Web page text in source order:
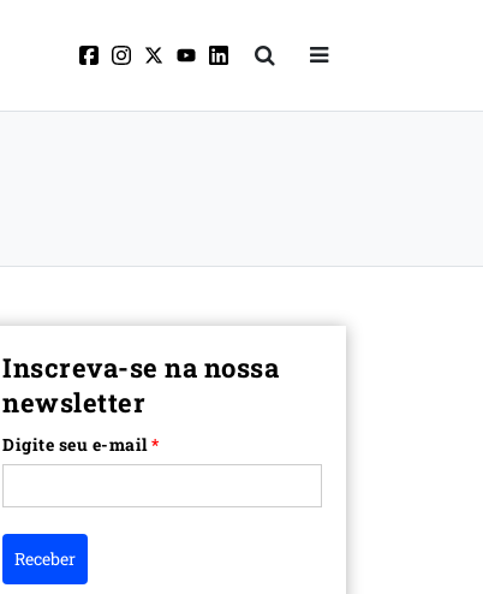
Inscreva-se na nossa
newsletter
Digite seu e-mail*
Receber